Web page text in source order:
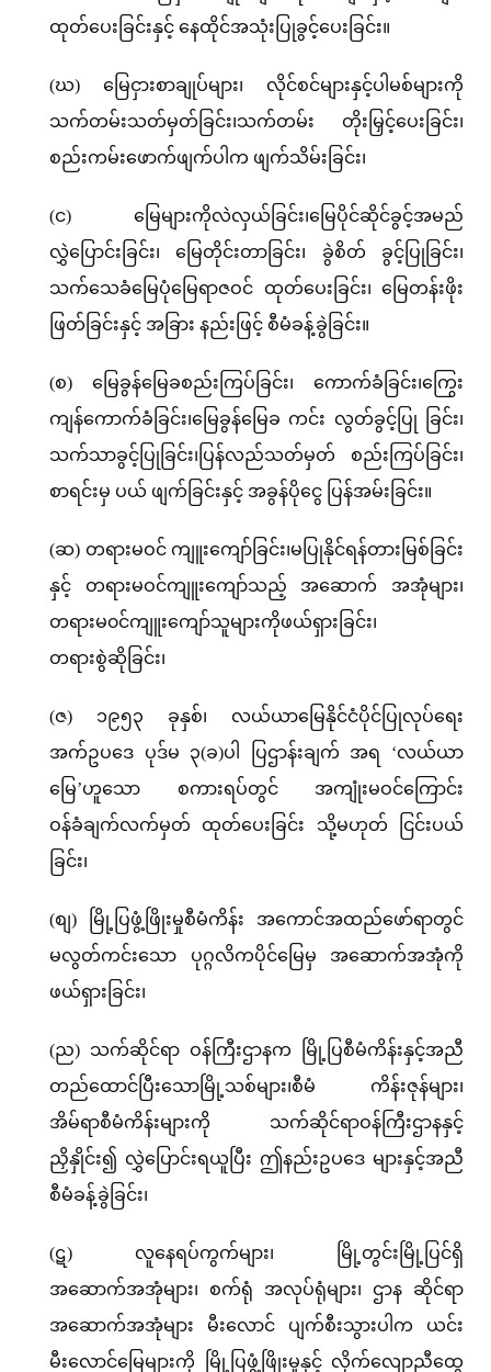
ထုတ်ပေးခြင်းနှင့် နေထိုင်အသုံးပြုခွင့်ပေးခြင်း။
(ဃ) မြေငှားစာချုပ်များ၊ လိုင်စင်များနှင့်ပါမစ်များကို
သက်တမ်းသတ်မှတ်ခြင်း၊သက်တမ်း တိုးမြှင့်ပေးခြင်း၊
စည်းကမ်းဖောက်ဖျက်ပါက ဖျက်သိမ်းခြင်း၊
(င) မြေများကိုလဲလှယ်ခြင်း၊မြေပိုင်ဆိုင်ခွင့်အမည်
လွှဲပြောင်းခြင်း၊ မြေတိုင်းတာခြင်း၊ ခွဲစိတ် ခွင့်ပြုခြင်း၊
သက်သေခံမြေပုံမြေရာဇဝင် ထုတ်ပေးခြင်း၊ မြေတန်းဖိုး
ဖြတ်ခြင်းနှင့် အခြား နည်းဖြင့် စီမံခန့်ခွဲခြင်း။
(စ) မြေခွန်မြေခစည်းကြပ်ခြင်း၊ ကောက်ခံခြင်း၊ကြွေး
ကျန်ကောက်ခံခြင်း၊မြေခွန်မြေခ ကင်း လွတ်ခွင့်ပြု ခြင်း၊
သက်သာခွင့်ပြုခြင်း၊ပြန်လည်သတ်မှတ် စည်းကြပ်ခြင်း၊
စာရင်းမှ ပယ် ဖျက်ခြင်းနှင့် အခွန်ပိုငွေ ပြန်အမ်းခြင်း။
(ဆ) တရားမဝင် ကျူးကျော်ခြင်း၊မပြုနိုင်ရန်တားမြစ်ခြင်း
နှင့် တရားမဝင်ကျူးကျော်သည့် အဆောက် အအုံများ၊
တရားမ၀င်ကျူးကျော်သူများကိုဖယ်ရှားခြင်း၊
တရားစွဲဆိုခြင်း၊
(ဇ) ၁၉၅၃ ခုနှစ်၊ လယ်ယာမြေနိုင်ငံပိုင်ပြုလုပ်ရေး
အက်ဥပဒေ ပုဒ်မ ၃(ခ)ပါ ပြဌာန်းချက် အရ ‘လယ်ယာ
မြေ’ဟူသော စကားရပ်တွင် အကျုံးမဝင်ကြောင်း
ဝန်ခံချက်လက်မှတ် ထုတ်ပေးခြင်း သို့မဟုတ် ငြင်းပယ်
ခြင်း၊
(စျ) မြို့ပြဖွံ့ဖြိုးမှုစီမံကိန်း အကောင်အထည်ဖော်ရာတွင်
မလွတ်ကင်းသော ပုဂ္ဂလိကပိုင်မြေမှ အဆောက်အအုံကို
ဖယ်ရှားခြင်း၊
(ည) သက်ဆိုင်ရာ ဝန်ကြီးဌာနက မြို့ပြစီမံကိန်းနှင့်အညီ
တည်ထောင်ပြီးသောမြို့သစ်များ၊စီမံ ကိန်းဇုန်များ၊
အိမ်ရာစီမံကိန်းများကို သက်ဆိုင်ရာဝန်ကြီးဌာနနှင့်
ညှိနှိုင်း၍ လွှဲပြောင်းရယူပြီး ဤနည်းဥပဒေ များနှင့်အညီ
စီမံခန့်ခွဲခြင်း၊
(ဋ) လူနေရပ်ကွက်များ၊ မြို့တွင်းမြို့ပြင်ရှိ
အဆောက်အအုံများ၊ စက်ရုံ အလုပ်ရုံများ၊ ဌာန ဆိုင်ရာ
အဆောက်အအုံများ မီးလောင် ပျက်စီးသွားပါက ယင်း
မီးလောင်မြေများကို မြို့ပြဖွံ့ဖြိုးမှုနှင့် လိုက်လျောညီထွေ